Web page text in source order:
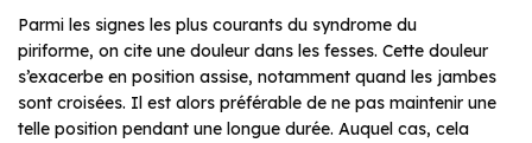
Parmi les signes les plus courants du syndrome du
piriforme, on cite une douleur dans les fesses. Cette douleur
s’exacerbe en position assise, notamment quand les jambes
sont croisées. Il est alors préférable de ne pas maintenir une
telle position pendant une longue durée. Auquel cas, cela